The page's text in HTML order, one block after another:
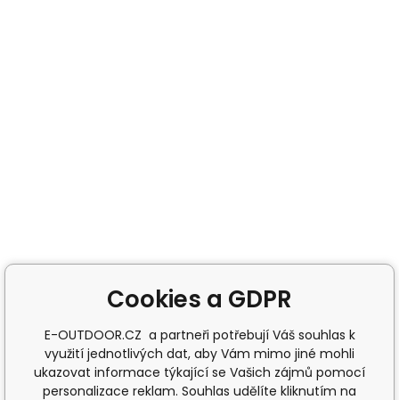
Cookies a GDPR
E-OUTDOOR.CZ a partneři potřebují Váš souhlas k
využití jednotlivých dat, aby Vám mimo jiné mohli
ukazovat informace týkající se Vašich zájmů pomocí
personalizace reklam. Souhlas udělíte kliknutím na